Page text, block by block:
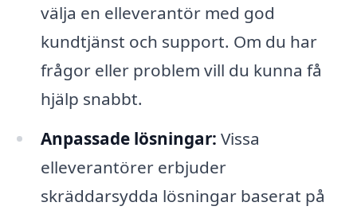
välja en elleverantör med god
kundtjänst och support. Om du har
frågor eller problem vill du kunna få
hjälp snabbt.
Anpassade lösningar: Vissa
elleverantörer erbjuder
skräddarsydda lösningar baserat på